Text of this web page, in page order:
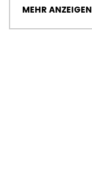
MEHR ANZEIGEN